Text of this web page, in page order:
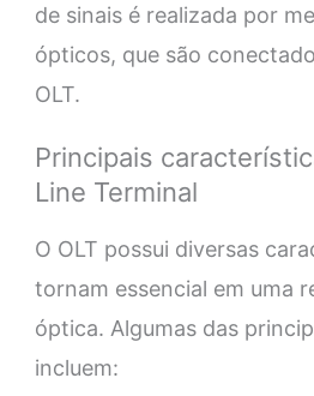
de sinais é realizada por
ópticos, que são
OLT.
Principais
Line Terminal
O OLT possui diversas
tornam essencial em uma
óptica. Algumas das
incluem: